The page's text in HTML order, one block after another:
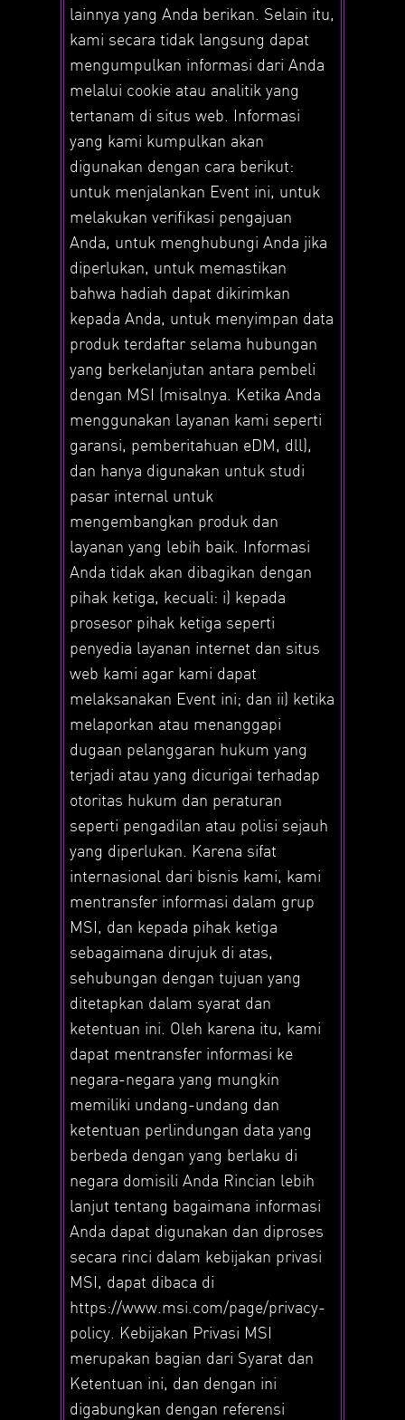
lainnya yang Anda berikan. Selain itu,
kami secara tidak langsung dapat
mengumpulkan informasi dari Anda
melalui cookie atau analitik yang
tertanam di situs web. Informasi
yang kami kumpulkan akan
digunakan dengan cara berikut:
untuk menjalankan Event ini, untuk
melakukan verifikasi pengajuan
Anda, untuk menghubungi Anda jika
diperlukan, untuk memastikan
bahwa hadiah dapat dikirimkan
kepada Anda, untuk menyimpan data
produk terdaftar selama hubungan
yang berkelanjutan antara pembeli
dengan MSI (misalnya. Ketika Anda
menggunakan layanan kami seperti
garansi, pemberitahuan eDM, dll),
dan hanya digunakan untuk studi
pasar internal untuk
mengembangkan produk dan
layanan yang lebih baik. Informasi
Anda tidak akan dibagikan dengan
pihak ketiga, kecuali: i) kepada
prosesor pihak ketiga seperti
penyedia layanan internet dan situs
web kami agar kami dapat
melaksanakan Event ini; dan ii) ketika
melaporkan atau menanggapi
dugaan pelanggaran hukum yang
terjadi atau yang dicurigai terhadap
otoritas hukum dan peraturan
seperti pengadilan atau polisi sejauh
yang diperlukan. Karena sifat
internasional dari bisnis kami, kami
mentransfer informasi dalam grup
MSI, dan kepada pihak ketiga
sebagaimana dirujuk di atas,
sehubungan dengan tujuan yang
ditetapkan dalam syarat dan
ketentuan ini. Oleh karena itu, kami
dapat mentransfer informasi ke
negara-negara yang mungkin
memiliki undang-undang dan
ketentuan perlindungan data yang
berbeda dengan yang berlaku di
negara domisili Anda Rincian lebih
lanjut tentang bagaimana informasi
Anda dapat digunakan dan diproses
secara rinci dalam kebijakan privasi
MSI, dapat dibaca di
https://www.msi.com/page/privacy-
policy. Kebijakan Privasi MSI
merupakan bagian dari Syarat dan
Ketentuan ini, dan dengan ini
digabungkan dengan referensi